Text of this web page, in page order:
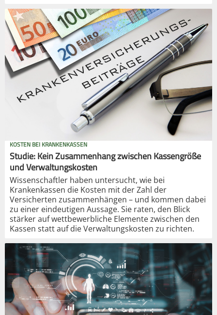
KOSTEN BEI KRANKENKASSEN
Studie: Kein Zusammenhang zwischen Kassengröße
und Verwaltungskosten
Wissenschaftler haben untersucht, wie bei
Krankenkassen die Kosten mit der Zahl der
Versicherten zusammenhängen – und kommen dabei
zu einer eindeutigen Aussage. Sie raten, den Blick
stärker auf wettbewerbliche Elemente zwischen den
Kassen statt auf die Verwaltungskosten zu richten.